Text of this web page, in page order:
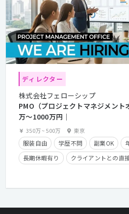
ディレクター
株式会社フェローシップ
PMO（プロジェクトマネジメント
万〜1000万円｜
350万~500万 東京
服装自由 学歴不問 副業OK
長期休暇有り
クライアントとの直